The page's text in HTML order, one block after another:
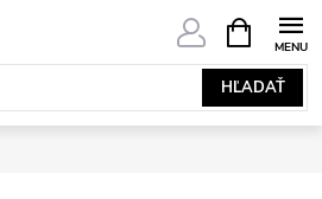
HĽADAŤ
KOŠÍK